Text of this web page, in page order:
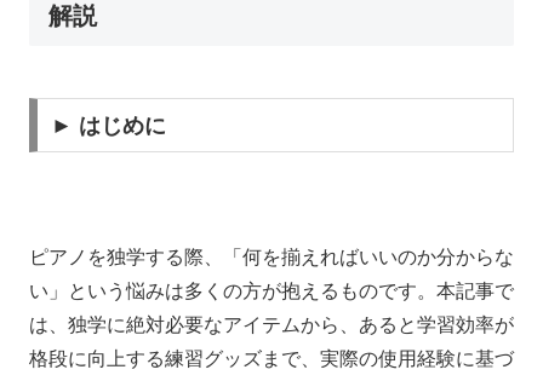
解説
► はじめに
ピアノを独学する際、「何を揃えればいいのか分からな
い」という悩みは多くの方が抱えるものです。本記事で
は、独学に絶対必要なアイテムから、あると学習効率が
格段に向上する練習グッズまで、実際の使用経験に基づ